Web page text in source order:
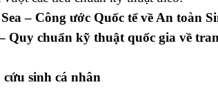
– Công ước Quốc tế về An toàn
Quy chuẩn kỹ thuật quốc gia về
sinh cá nhân